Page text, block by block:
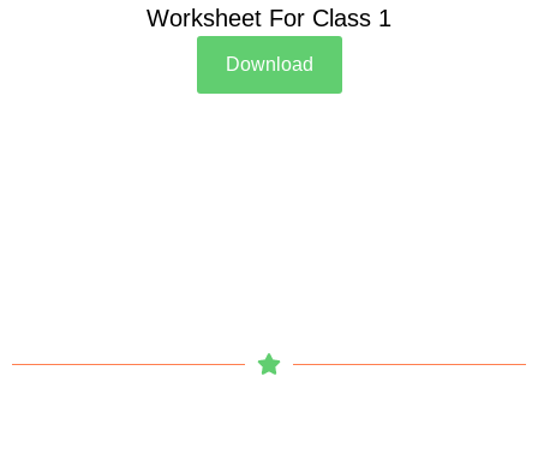
Worksheet For Class 1
Download